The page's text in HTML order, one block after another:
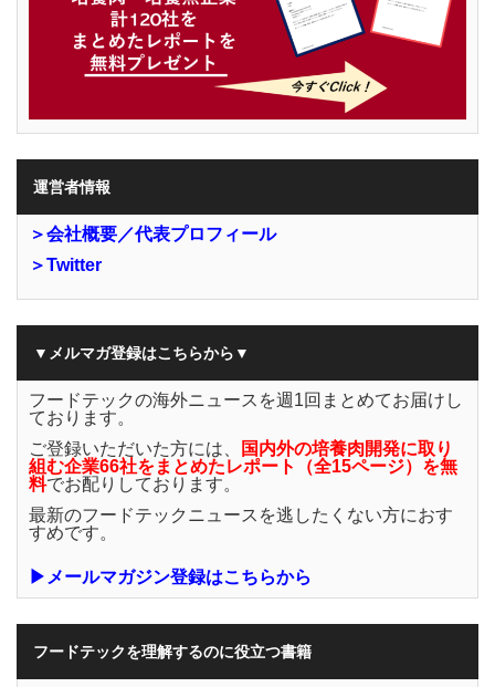
運営者情報
＞会社概要／代表プロフィール
＞Twitter
▼メルマガ登録はこちらから▼
フードテックの海外ニュースを週1回まとめてお届けし
ております。
ご登録いただいた方には、
国内外の培養肉開発に取り
組む企業66社をまとめたレポート（全15ページ）を無
料でお配りしております。
最新のフードテックニュースを逃したくない方におす
すめです。
▶メールマガジン登録はこちらから
フードテックを理解するのに役立つ書籍